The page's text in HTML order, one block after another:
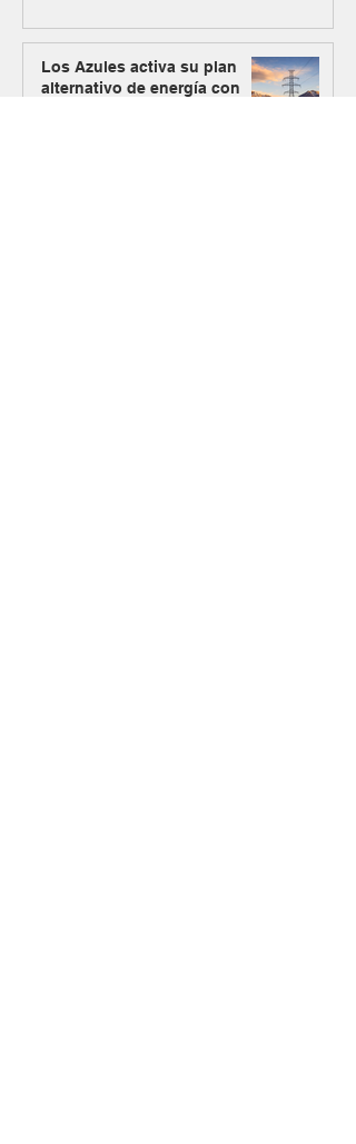
Los Azules activa su plan
alternativo de energía con